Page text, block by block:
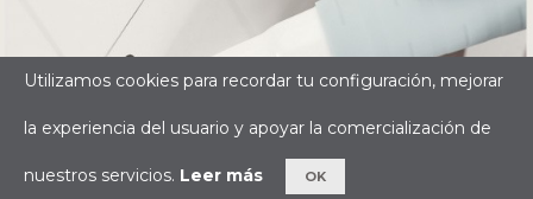
Utilizamos cookies para recordar tu configuración, mejorar
la experiencia del usuario y apoyar la comercialización de
nuestros servicios. Leer más OK